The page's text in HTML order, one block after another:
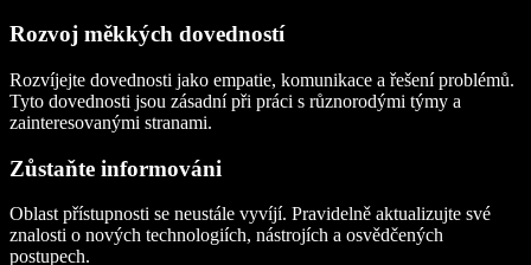
Rozvoj měkkých dovedností
Rozvíjejte dovednosti jako empatie, komunikace a řešení problémů.
Tyto dovednosti jsou zásadní při práci s různorodými týmy a
zainteresovanými stranami.
Zůstaňte informováni
Oblast přístupnosti se neustále vyvíjí. Pravidelně aktualizujte své
znalosti o nových technologiích, nástrojích a osvědčených
postupech.